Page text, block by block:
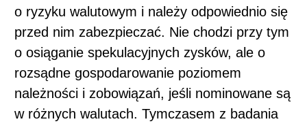
o ryzyku walutowym i należy odpowiednio się
przed nim zabezpieczać. Nie chodzi przy tym
o osiąganie spekulacyjnych zysków, ale o
rozsądne gospodarowanie poziomem
należności i zobowiązań, jeśli nominowane są
w różnych walutach. Tymczasem z badania